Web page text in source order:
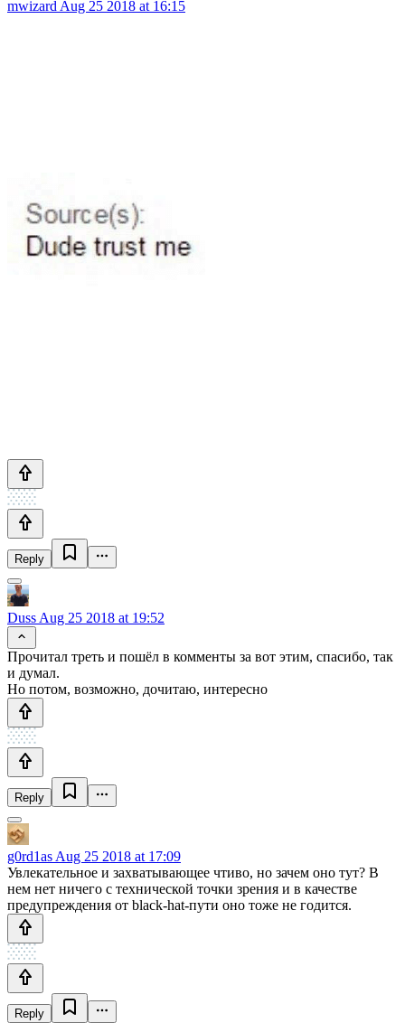
mwizard Aug 25 2018 at 16:15
Reply
Duss Aug 25 2018 at 19:52
Прочитал треть и пошёл в комменты за вот этим, спасибо, так
и думал.
Но потом, возможно, дочитаю, интересно
Reply
g0rd1as Aug 25 2018 at 17:09
Увлекательное и захватывающее чтиво, но зачем оно тут? В
нем нет ничего с технической точки зрения и в качестве
предупреждения от black-hat-пути оно тоже не годится.
Reply